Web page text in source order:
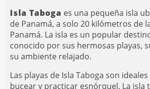
Isla Taboga es una pequeña isla
de Panamá, a solo 20 kilómetros de
Panamá. La isla es un popular
conocido por sus hermosas playas,
su ambiente relajado.
Las playas de Isla Taboga son
bucear y practicar esnórquel. La isla